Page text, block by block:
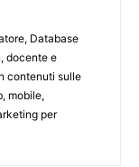
Database
docente e
contenuti sulle
mobile,
per